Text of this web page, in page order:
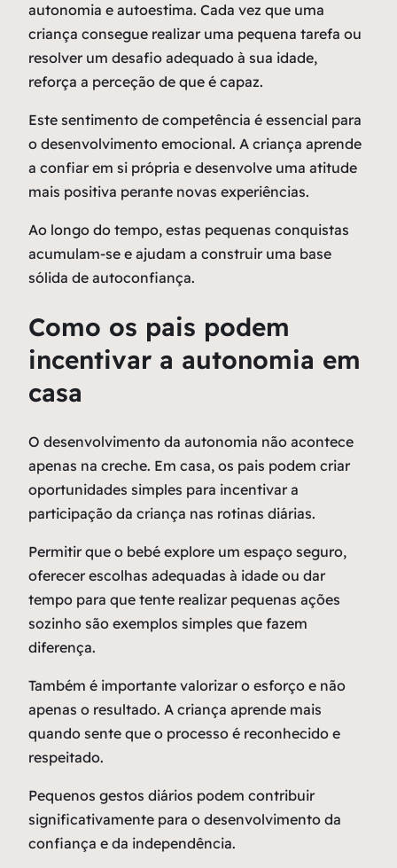
autonomia e autoestima. Cada vez que uma
criança consegue realizar uma pequena tarefa ou
resolver um desafio adequado à sua idade,
reforça a perceção de que é capaz.
Este sentimento de competência é essencial para
o desenvolvimento emocional. A criança aprende
a confiar em si própria e desenvolve uma atitude
mais positiva perante novas experiências.
Ao longo do tempo, estas pequenas conquistas
acumulam-se e ajudam a construir uma base
sólida de autoconfiança.
Como os pais podem
incentivar a autonomia em
casa
O desenvolvimento da autonomia não acontece
apenas na creche. Em casa, os pais podem criar
oportunidades simples para incentivar a
participação da criança nas rotinas diárias.
Permitir que o bebé explore um espaço seguro,
oferecer escolhas adequadas à idade ou dar
tempo para que tente realizar pequenas ações
sozinho são exemplos simples que fazem
diferença.
Também é importante valorizar o esforço e não
apenas o resultado. A criança aprende mais
quando sente que o processo é reconhecido e
respeitado.
Pequenos gestos diários podem contribuir
significativamente para o desenvolvimento da
confiança e da independência.